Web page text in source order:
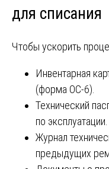
для списания
Чтобы ускорить
Инвентарная
(форма ОС-6).
Технический
по эксплуатации.
Журнал
предыдущих